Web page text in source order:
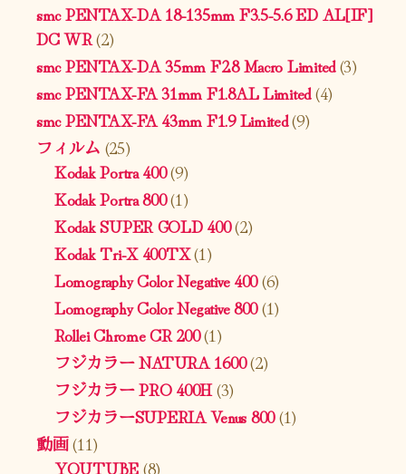
smc PENTAX-DA 18-135mm F3.5-5.6 ED AL[IF]
DC WR(2)
smc PENTAX-DA 35mm F2.8 Macro Limited(3)
smc PENTAX-FA 31mm F1.8AL Limited(4)
smc PENTAX-FA 43mm F1.9 Limited(9)
フィルム (25)
Kodak Portra 400(9)
Kodak Portra 800(1)
Kodak SUPER GOLD 400(2)
Kodak Tri-X 400TX(1)
Lomography Color Negative 400(6)
Lomography Color Negative 800(1)
Rollei Chrome CR 200(1)
フジカラー NATURA 1600(2)
フジカラー PRO 400H(3)
フジカラーSUPERIA Venus 800(1)
動画(11)
YOUTUBE(8)